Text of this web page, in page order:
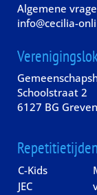
Algemene
info@cecilia-
Schoolstraat 2
6127 BG
Repetitietijden
C-Kids
JEC